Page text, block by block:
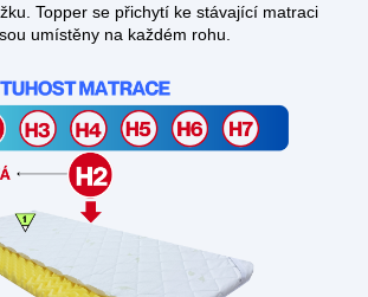
Topper se přichytí ke stávající matraci
umístěny na každém rohu.